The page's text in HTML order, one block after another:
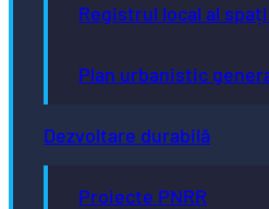
Registrul local al
Plan urbanistic
Dezvoltare durabilă
Proiecte PNRR